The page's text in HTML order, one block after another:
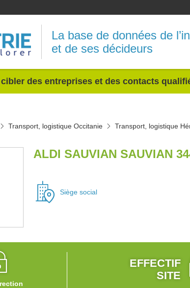
La base de données de
et de ses décideurs
cibler des entreprises et des contacts
Transport, logistique Occitanie Transport, logistique
ALDI SAUVIAN SAUVIAN
Siège social
EFFECTIF
SITE